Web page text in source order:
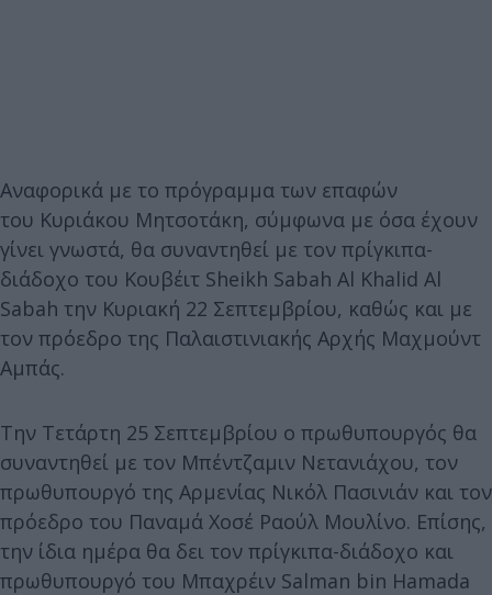
Αναφορικά με το πρόγραμμα των επαφών
του Κυριάκου Μητσοτάκη, σύμφωνα με όσα έχουν
γίνει γνωστά, θα συναντηθεί με τον πρίγκιπα-
διάδοχο του Κουβέιτ Sheikh Sabah Al Khalid Al
Sabah την Κυριακή 22 Σεπτεμβρίου, καθώς και με
τον πρόεδρο της Παλαιστινιακής Αρχής Μαχμούντ
Αμπάς.
Την Τετάρτη 25 Σεπτεμβρίου ο πρωθυπουργός θα
συναντηθεί με τον Μπέντζαμιν Νετανιάχου, τον
πρωθυπουργό της Αρμενίας Νικόλ Πασινιάν και τον
πρόεδρο του Παναμά Χοσέ Ραούλ Μουλίνο. Επίσης,
την ίδια ημέρα θα δει τον πρίγκιπα-διάδοχο και
πρωθυπουργό του Μπαχρέιν Salman bin Hamada